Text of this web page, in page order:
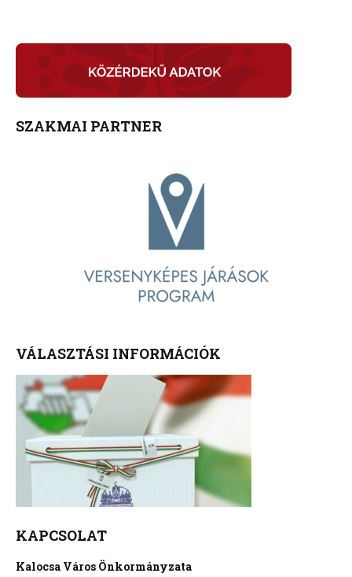
SZAKMAI PARTNER
VÁLASZTÁSI INFORMÁCIÓK
KAPCSOLAT
Kalocsa Város Önkormányzata